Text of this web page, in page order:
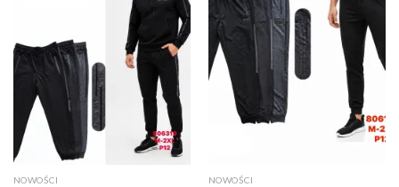
NOWOŚCI NOWOŚCI